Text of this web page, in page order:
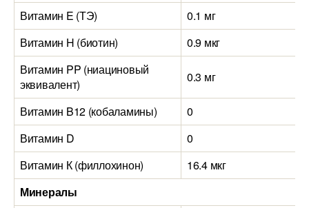
Витамин E (ТЭ)
0.1 мг
Витамин H (биотин)
0.9 мкг
Витамин PP (ниациновый
эквивалент)
0.3 мг
Витамин B12 (кобаламины)
0
Витамин D
0
Витамин К (филлохинон)
16.4 мкг
Минералы